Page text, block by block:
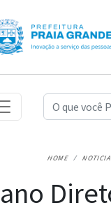
HOME